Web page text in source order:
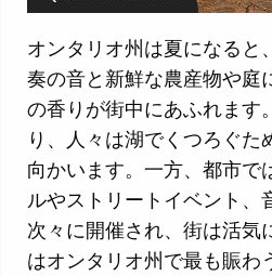
オンタリオ州は夏になると
奏の音と新鮮な農産物や庭
の香りが街中にあふれます
り、人々は湖でくつろぐた
向かいます。一方、都市で
ルやストリートイベント、
次々に開催され、街は活気
はオンタリオ州で最も賑わ